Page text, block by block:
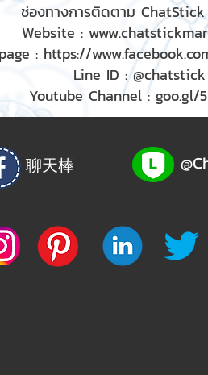
ช่องทางการติดตาม
Website :
: https://
Line ID : @chatstick
Youtube Channel : goo.gl/
聊天棒